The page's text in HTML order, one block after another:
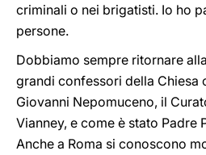
criminali o nei brigatisti. Io ho
persone.
Dobbiamo sempre ritornare
grandi confessori della Chiesa
Giovanni Nepomuceno, il
Vianney, e come è stato Padre
Anche a Roma si conoscono